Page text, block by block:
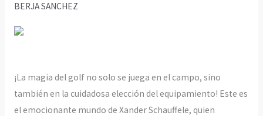
BERJA SANCHEZ
¡La magia del golf no solo se juega en el campo, sino
también en la cuidadosa elección del equipamiento! Este es
el emocionante mundo de Xander Schauffele, quien